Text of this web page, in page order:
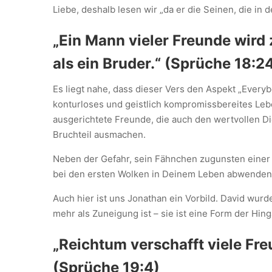
Liebe, deshalb lesen wir „da er die Seinen, die in
„Ein Mann vieler Freunde
als ein Bruder.“ (Sprüche
Es liegt nahe, dass dieser Vers den Aspekt
konturloses und geistlich kompromissbereites
ausgerichtete Freunde, die auch den wertvollen
Bruchteil ausmachen.
Neben der Gefahr, sein Fähnchen zugunsten
bei den ersten Wolken in Deinem Leben
Auch hier ist uns Jonathan ein Vorbild. David
mehr als Zuneigung ist – sie ist eine Form der
„Reichtum verschafft viele
(Sprüche 19:4)